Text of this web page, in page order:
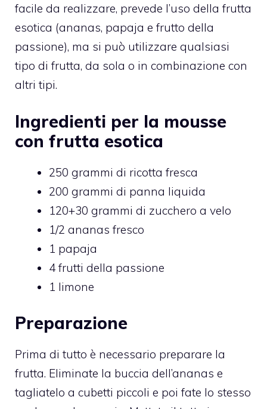
facile da realizzare, prevede l’uso della frutta
esotica (ananas, papaja e frutto della
passione), ma si può utilizzare qualsiasi
tipo di frutta, da sola o in combinazione con
altri tipi.
Ingredienti per la mousse
con frutta esotica
250 grammi di ricotta fresca
200 grammi di panna liquida
120+30 grammi di zucchero a velo
1/2 ananas fresco
1 papaja
4 frutti della passione
1 limone
Preparazione
Prima di tutto è necessario preparare la
frutta. Eliminate la buccia dell’ananas e
tagliatelo a cubetti piccoli e poi fate lo stesso